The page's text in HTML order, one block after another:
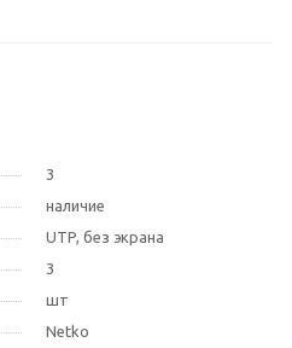
3
наличие
UTP, без экрана
3
шт
Netko